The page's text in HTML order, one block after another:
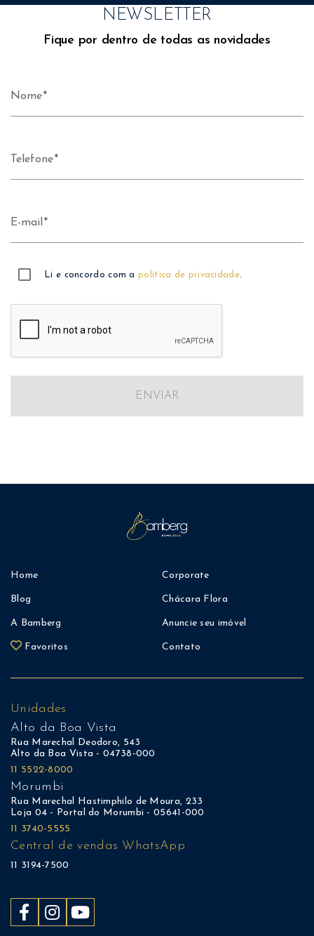
NEWSLETTER
Fique por dentro de todas as novidades
Nome
Telefone
E-mail
Li e concordo com apolítica de privacidade.
ENVIAR
Home
Blog
A Bamberg
Favoritos
Corporate
Chácara Flora
Anuncie seu imóvel
Contato
Unidades
Alto da Boa Vista
Rua Marechal Deodoro, 543
Alto da Boa Vista - 04738-000
11 5522-8000
Morumbi
Rua Marechal Hastimphilo de Moura, 233
Loja 04 - Portal do Morumbi - 05641-000
11 3740-5555
Central de vendas WhatsApp
11 3194-7500